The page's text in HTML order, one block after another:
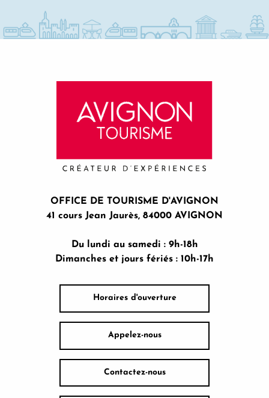
OFFICE DE TOURISME D'AVIGNON
41 cours Jean Jaurès, 84000 AVIGNON
Du lundi au samedi : 9h-18h
Dimanches et jours fériés : 10h-17h
Horaires d'ouverture
Appelez-nous
Contactez-nous